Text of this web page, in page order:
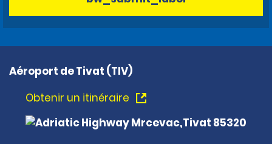
Aéroport de Tivat (TIV)
Obtenir un itinéraire